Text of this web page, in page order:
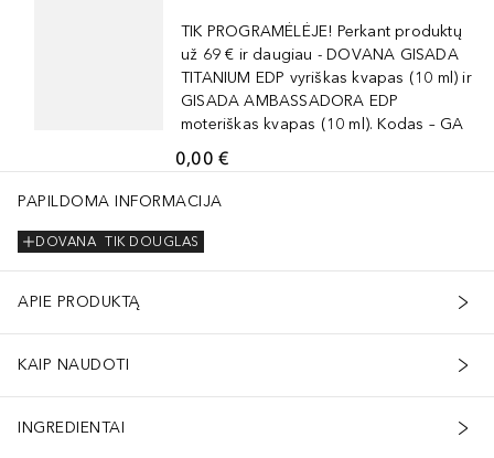
TIK PROGRAMĖLĖJE! Perkant produktų
už 69 € ir daugiau - DOVANA GISADA
TITANIUM EDP vyriškas kvapas (10 ml) ir
GISADA AMBASSADORA EDP
moteriškas kvapas (10 ml). Kodas – GA
0,00 €
PAPILDOMA INFORMACIJA
TIK DOUGLAS
DOVANA
APIE PRODUKTĄ
KAIP NAUDOTI
INGREDIENTAI